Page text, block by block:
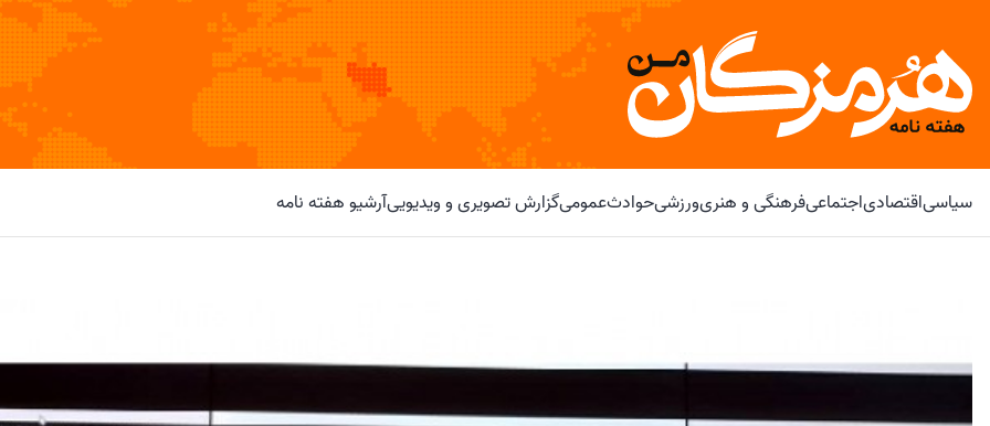
سیاسیاقتصادیاجتماعیفرهنگی و هنریورزشیحوادثعمومیگزارش تصویری و ویدیوییآرشیو هفته نامه